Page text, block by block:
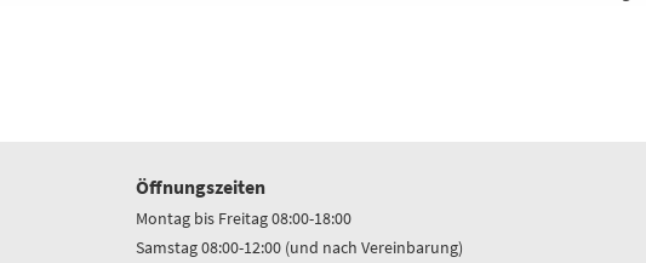
Öffnungszeiten
Montag bis Freitag 08:00-18:00
Samstag 08:00-12:00 (und nach Vereinbarung)